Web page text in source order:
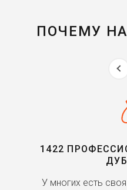
ПОЧЕМУ
1422
У многих есть